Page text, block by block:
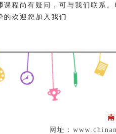
课程尚有疑问，可与我们联系
的欢迎您加入我们
网址：